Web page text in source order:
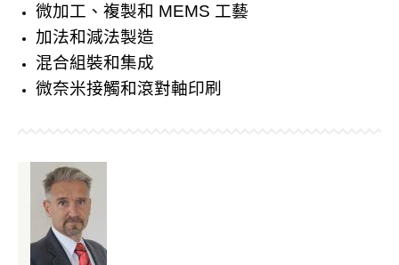
微加工、複製和 MEMS 工藝
加法和減法製造
混合組裝和集成
微奈米接觸和滾對軸印刷